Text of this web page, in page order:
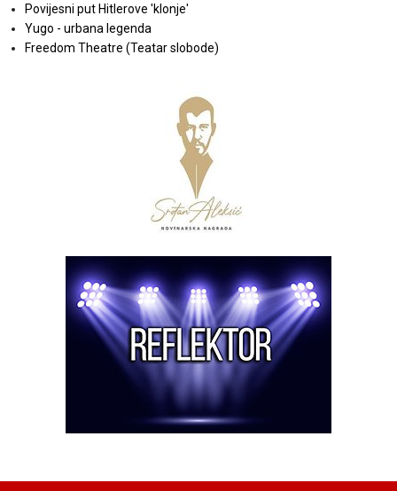
Povijesni put Hitlerove 'klonje'
Yugo - urbana legenda
Freedom Theatre (Teatar slobode)